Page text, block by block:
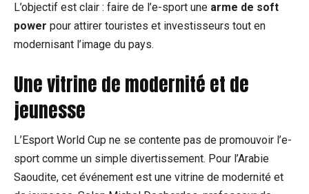
L’objectif est clair : faire de l’e-sport une arme de soft
power pour attirer touristes et investisseurs tout en
modernisant l’image du pays.
Une vitrine de modernité et de
jeunesse
L’Esport World Cup ne se contente pas de promouvoir l’e-
sport comme un simple divertissement. Pour l’Arabie
Saoudite, cet événement est une vitrine de modernité et